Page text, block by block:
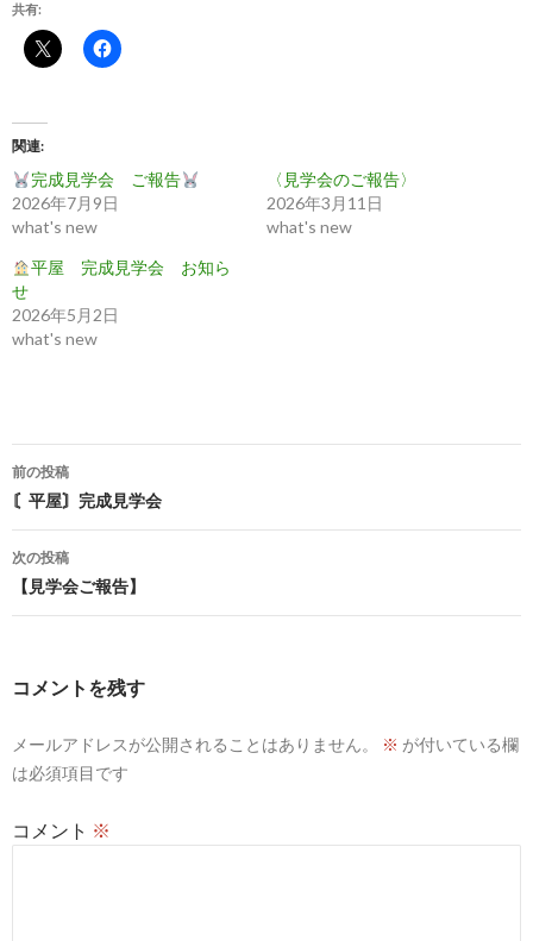
共有:
関連
完成見学会 ご報告
2026年7月9日
what's new
〈見学会のご報告〉
2026年3月11日
what's new
平屋 完成見学会 お知ら
せ
2026年5月2日
what's new
投
稿
ナ
ビ
ョ
前の投稿
〘平屋〙完成見学会
次の投稿
【見学会ご報告】
コメントを残す
メールアドレスが公開されることはありません。 ※ が付いている欄
は必須項目です
コメント ※